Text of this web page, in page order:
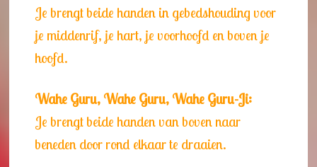
Je brengt beide handen in gebedshouding voor
je middenrif, je hart, je voorhoofd en boven je
hoofd.
Wahe Guru, Wahe Guru, Wahe Guru-Ji:
Je brengt beide handen van boven naar
beneden door rond elkaar te draaien.